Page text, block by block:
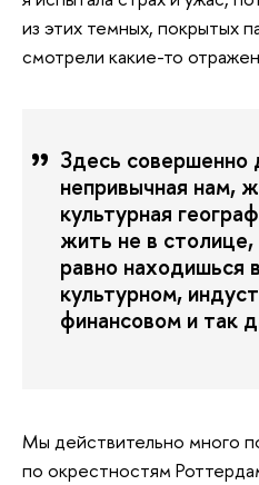
из этих темных, покрытых
смотрели какие-то
Здесь совершенно
непривычная нам,
культурная
жить не в
равно находишься
культурном,
финансовом и так
Мы действительно много
по окрестностям